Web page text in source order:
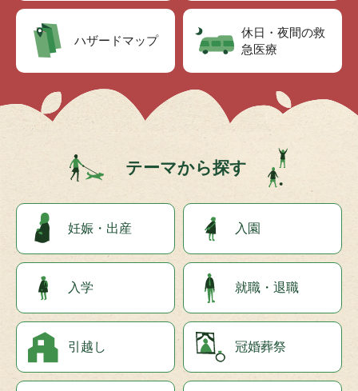
ハザードマップ
休日・夜間の救
急医療
テーマから探す
妊娠・出産 入園
入学 就職・退職
引越し 冠婚葬祭